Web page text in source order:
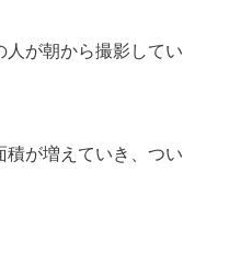
が朝から撮影してい
が増えていき、つい